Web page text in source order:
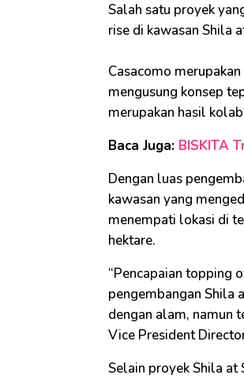
Salah satu proyek
rise di kawasan Shila
Casacomo
mengusung konsep
merupakan hasil
Baca Juga: BISKITA
Dengan luas
kawasan yang
menempati lokasi di
hektare.
“Pencapaian topping
pengembangan Shila
dengan alam, namun
Vice President
Selain proyek Shila at